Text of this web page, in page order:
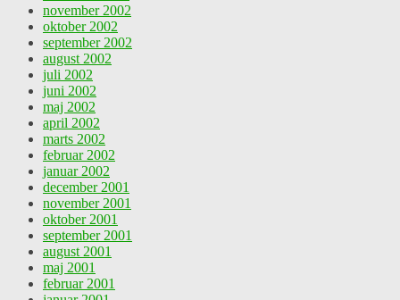
november 2002
oktober 2002
september 2002
august 2002
juli 2002
juni 2002
maj 2002
april 2002
marts 2002
februar 2002
januar 2002
december 2001
november 2001
oktober 2001
september 2001
august 2001
maj 2001
februar 2001